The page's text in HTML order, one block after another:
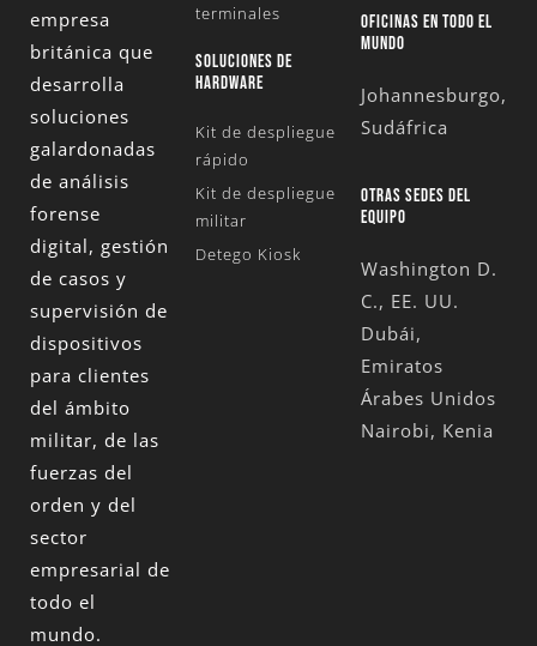
empresa
británica que
desarrolla
soluciones
galardonadas
de análisis
forense
digital, gestión
de casos y
supervisión de
dispositivos
para clientes
del ámbito
militar, de las
fuerzas del
orden y del
sector
empresarial de
todo el
mundo.
terminales
SOLUCIONES DE
HARDWARE
Kit de despliegue
rápido
Kit de despliegue
militar
Detego Kiosk
OFICINAS EN TODO EL
MUNDO
Johannesburgo,
Sudáfrica
OTRAS SEDES DEL
EQUIPO
Washington D.
C., EE. UU.
Dubái,
Emiratos
Árabes Unidos
Nairobi, Kenia